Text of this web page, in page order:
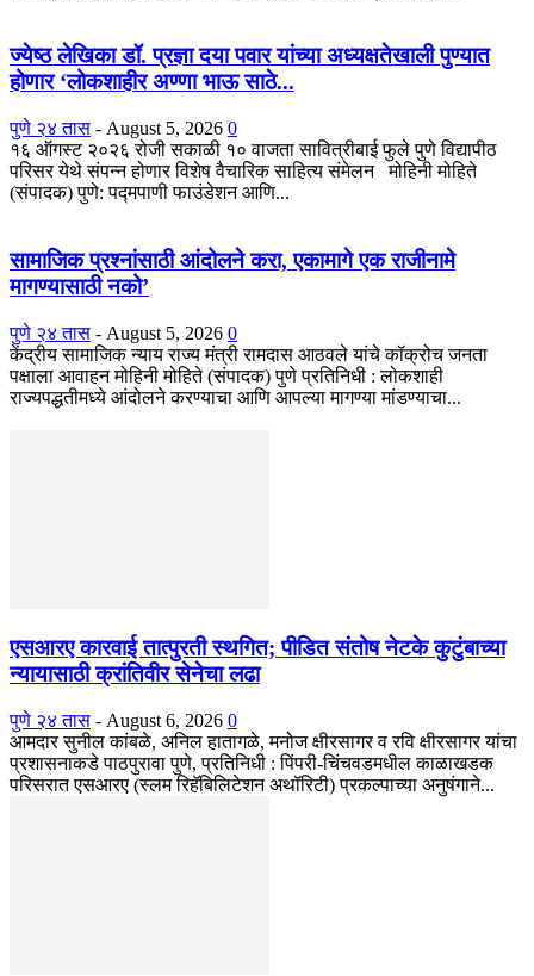
ज्येष्ठ लेखिका डॉ. प्रज्ञा दया पवार यांच्या अध्यक्षतेखाली पुण्यात
होणार ‘लोकशाहीर अण्णा भाऊ साठे...
पुणे २४ तास - August 5, 2026 0
१६ ऑगस्ट २०२६ रोजी सकाळी १० वाजता सावित्रीबाई फुले पुणे विद्यापीठ
परिसर येथे संपन्न होणार विशेष वैचारिक साहित्य संमेलन मोहिनी मोहिते
(संपादक) पुणे: पद्मपाणी फाउंडेशन आणि...
सामाजिक प्रश्नांसाठी आंदोलने करा, एकामागे एक राजीनामे
मागण्यासाठी नको’
पुणे २४ तास - August 5, 2026 0
केंद्रीय सामाजिक न्याय राज्य मंत्री रामदास आठवले यांचे कॉक्रोच जनता
पक्षाला आवाहन मोहिनी मोहिते (संपादक) पुणे प्रतिनिधी : लोकशाही
राज्यपद्धतीमध्ये आंदोलने करण्याचा आणि आपल्या मागण्या मांडण्याचा...
एसआरए कारवाई तात्पुरती स्थगित; पीडित संतोष नेटके कुटुंबाच्या
न्यायासाठी क्रांतिवीर सेनेचा लढा
पुणे २४ तास - August 6, 2026 0
आमदार सुनील कांबळे, अनिल हातागळे, मनोज क्षीरसागर व रवि क्षीरसागर यांचा
प्रशासनाकडे पाठपुरावा पुणे, प्रतिनिधी : पिंपरी-चिंचवडमधील काळाखडक
परिसरात एसआरए (स्लम रिहॅबिलिटेशन अथॉरिटी) प्रकल्पाच्या अनुषंगाने...